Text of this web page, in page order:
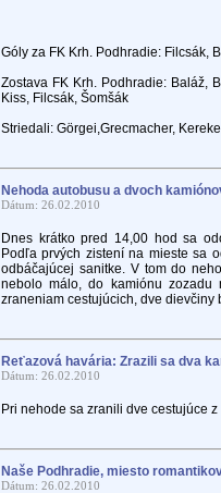
Góly za FK Krh. Podhradie: Filcsák,
Zostava FK Krh. Podhradie: Baláž,
Kiss, Filcsák, Šomšák
Striedali: Görgei,Grecmacher,
Nehoda autobusu a dvoch
Dátum: 26.02.2010
Dnes krátko pred 14,00 hod sa
Podľa prvých zistení na mieste sa
odbáčajúcej sanitke. V tom do
nebolo málo, do kamiónu
zraneniam cestujúcich, dve
Reťazová havária: Zrazili sa dva
Dátum: 26.02.2010
Pri nehode sa zranili dve cestujúce
Naše Podhradie, miesto
Dátum: 26.02.2010